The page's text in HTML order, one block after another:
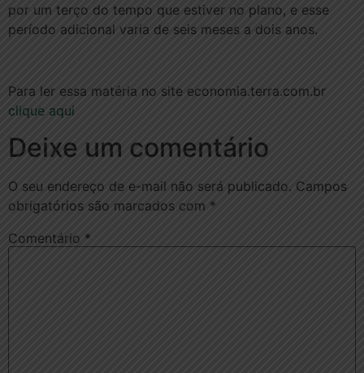
por um terço do tempo que estiver no plano, e esse
período adicional varia de seis meses a dois anos.
Para ler essa matéria no site economia.terra.com.br
clique aqui
Deixe um comentário
O seu endereço de e-mail não será publicado. Campos
obrigatórios são marcados com *
Comentário *